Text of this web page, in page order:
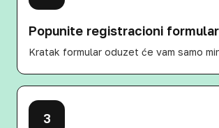
Popunite registracioni formular
Kratak formular oduzet će vam samo
3